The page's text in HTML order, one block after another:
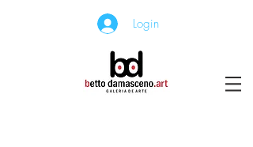
Login